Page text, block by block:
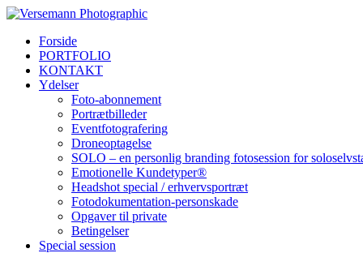
Forside
PORTFOLIO
KONTAKT
Ydelser
Foto-abonnement
Portrætbilleder
Eventfotografering
Droneoptagelse
SOLO – en personlig branding fotosession for
Emotionelle Kundetyper®
Headshot special / erhvervsportræt
Fotodokumentation-personskade
Opgaver til private
Betingelser
Special session